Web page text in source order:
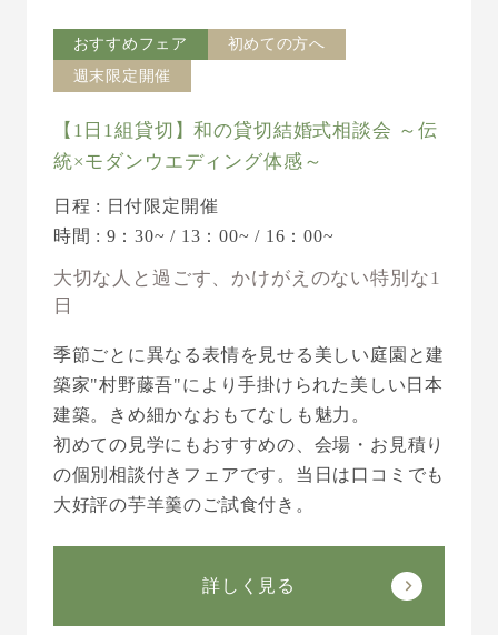
おすすめフェア
初めての方へ
週末限定開催
【1日1組貸切】和の貸切結婚式相談会 ～伝
統×モダンウエディング体感～
日程 : 日付限定開催
時間 : 9：30~ / 13：00~ / 16：00~
大切な人と過ごす、かけがえのない特別な1
日
季節ごとに異なる表情を見せる美しい庭園と建
築家"村野藤吾"により手掛けられた美しい日本
建築。きめ細かなおもてなしも魅力。
初めての見学にもおすすめの、会場・お見積り
の個別相談付きフェアです。当日は口コミでも
大好評の芋羊羹のご試食付き。
詳しく見る